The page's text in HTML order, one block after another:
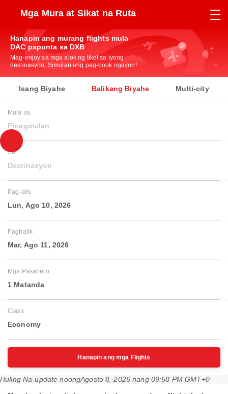
Mga Mura at Sikat na Ruta
Hanapin ang murang flights mula
DAC papunta sa DXB
Mag-enjoy sa mga alok ng tiket sa iyong
destinasyon. Simulan ang pag-book ngayon!
Isang Biyahe Balikang Biyahe Multi-city
Mula sa
Pinagmulan
Sa
Destinasyon
Pag-alis
Lun, Ago 10, 2026
Pagbalik
Mar, Ago 11, 2026
Mga Pasahero
1 Matanda
Class
Economy
Hanapin ang mga Flights
Huling Na-update noongAgosto 8, 2026 nang 09:58 PM GMT+0